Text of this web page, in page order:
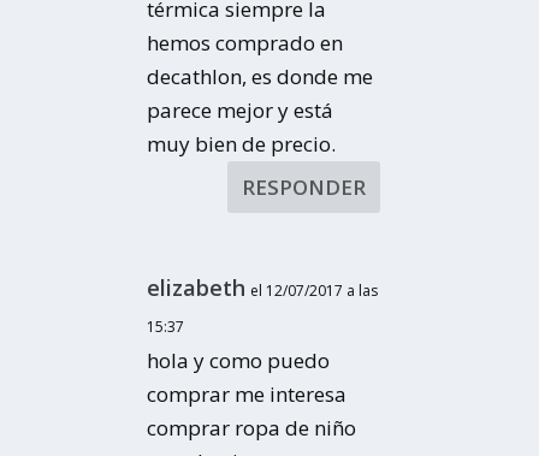
térmica siempre la
hemos comprado en
decathlon, es donde me
parece mejor y está
muy bien de precio.
RESPONDER
elizabeth el 12/07/2017 a las
15:37
hola y como puedo
comprar me interesa
comprar ropa de niño